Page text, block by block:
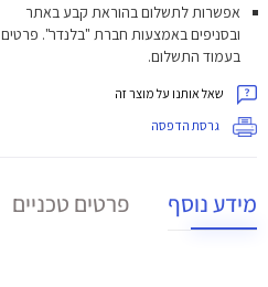
אפשרות לתשלום בהוראת קבע באתר
ובסניפים באמצעות חברת "בלנדר". פרטים
בעמוד התשלום.
שאל אותנו על מוצר זה
גרסת הדפסה
מידע נוסף פרטים טכניים